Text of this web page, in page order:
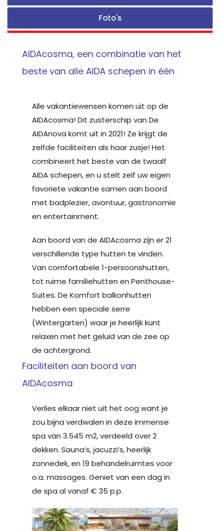
Foto's
AIDAcosma, een combinatie van het
beste van alle AIDA schepen in één
Alle vakantiewensen komen uit op de
AIDAcosma! Dit zusterschip van De
AIDAnova komt uit in 2021! Ze krijgt de
zelfde faciliteiten als haar zusje! Het
combineert het beste van de twaalf
AIDA schepen, en u stelt zelf uw eigen
favoriete vakantie samen aan boord
met badplezier, avontuur, gastronomie
en entertainment.
Aan boord van de AIDAcosma zijn er 21
verschillende type hutten te vinden.
Van comfortabele 1-persoonshutten,
tot ruime familiehutten en Penthouse-
Suites. De Komfort balkonhutten
hebben een speciale serre
(Wintergarten) waar je heerlijk kunt
relaxen met het geluid van de zee op
de achtergrond.
Faciliteiten aan boord van
AIDAcosma
Verlies elkaar niet uit het oog want je
zou bijna verdwalen in deze immense
spa van 3.545 m2, verdeeld over 2
dekken. Sauna’s, jacuzzi’s, heerlijk
zonnedek, en 19 behandelruimtes voor
o.a. massages. Geniet van een dag in
de spa al vanaf € 35 p.p.